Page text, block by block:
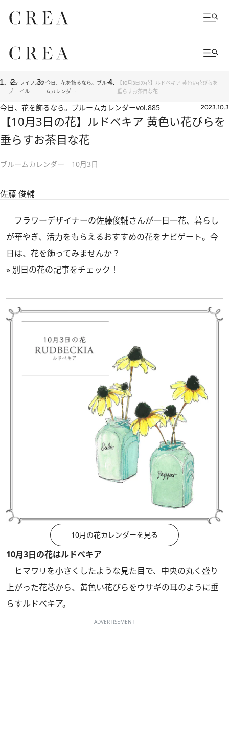
トッ
プ
ライフスタ
イル
今日、花を飾るなら。ブルー
ムカレンダー
【10月3日の花】ルドベキア 黄色い花びらを
垂らすお茶目な花
今日、花を飾るなら。ブルームカレンダーvol.885 2023.10.3
【10月3日の花】ルドベキア 黄色い花びらを
垂らすお茶目な花
ブルームカレンダー 10月3日
佐藤 俊輔
フラワーデザイナーの佐藤俊輔さんが一日一花、暮らし
が華やぎ、活力をもらえるおすすめの花をナビゲート。今
日は、花を飾ってみませんか？
» 別日の花の記事をチェック！
10月の花カレンダーを見る
10月3日の花はルドベキア
ヒマワリを小さくしたような見た目で、中央の丸く盛り
上がった花芯から、黄色い花びらをウサギの耳のように垂
らすルドベキア。
ADVERTISEMENT